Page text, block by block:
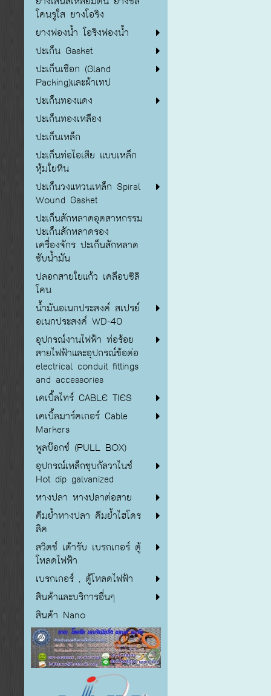
โคนรูใส ยางโอริง
ยางฟองน้ำ โอริงฟองน้ำ
ปะเก็น Gasket
ปะเก็นเชือก (Gland
Packing)และผ้าเทป
ปะเก็นทองแดง
ปะเก็นทองเหลือง
ปะเก็นเหล็ก
ปะเก็นท่อไอเสีย แบบเหล็ก
หุ้มใยหิน
ปะเก็นวงแหวนเหล็ก Spiral
Wound Gasket
ปะเก็นสักหลาดอุตสาหกรรม
ปะเก็นสักหลาดรอง
เครื่องจักร ปะเก็นสักหลาด
ซับน้ำมัน
ปลอกสายใยแก้ว เคลือบซิลิ
โคน
น้ำมันอเนกประสงค์ สเปรย์
อเนกประสงค์ WD-40
อุปกรณ์งานไฟฟ้า ท่อร้อย
สายไฟฟ้าและอุปกรณ์ข้อต่อ
electrical conduit fittings
and accessories
เคเบิ้ลไทร์ CABLE TIES
เคเบิ้ลมาร์คเกอร์ Cable
Markers
พูลบ๊อกซ์ (PULL BOX)
อุปกรณ์เหล็กชุบกัลวาไนซ์
Hot dip galvanized
หางปลา หางปลาต่อสาย
คีมย้ำหางปลา คีมย้ำไฮโดร
ลิค
สวิตซ์ เต้ารับ เบรกเกอร์ ตู้
โหลดไฟฟ้า
เบรกเกอร์ , ตู้โหลดไฟฟ้า
สินค้าและบริการอื่นๆ
สินค้า Nano